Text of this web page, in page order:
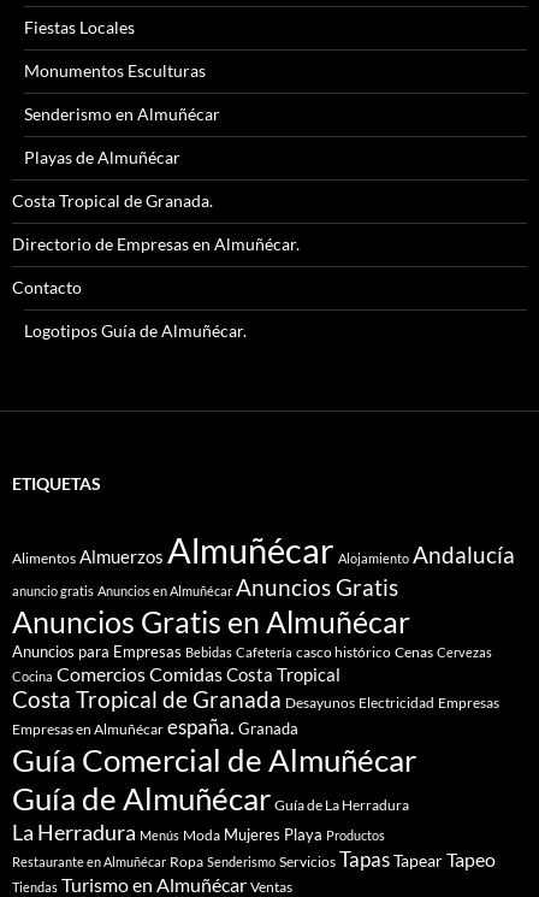
Fiestas Locales
Monumentos Esculturas
Senderismo en Almuñécar
Playas de Almuñécar
Costa Tropical de Granada.
Directorio de Empresas en Almuñécar.
Contacto
Logotipos Guía de Almuñécar.
ETIQUETAS
Alimentos Almuerzos Almuñécar Alojamiento Andalucía
anuncio gratis Anuncios en Almuñécar Anuncios Gratis
Anuncios Gratis en Almuñécar
Anuncios para Empresas Bebidas Cafetería casco histórico Cenas Cervezas
Cocina ComerciosComidasCosta Tropical
Costa Tropical de Granada Desayunos Electricidad Empresas
Empresas en Almuñécar españa. Granada
Guía Comercial de Almuñécar
Guía de Almuñécar Guía de La Herradura
La Herradura Menús Moda Mujeres Playa Productos
Restaurante en Almuñécar Ropa Senderismo Servicios TapasTapearTapeo
Tiendas Turismo en Almuñécar Ventas